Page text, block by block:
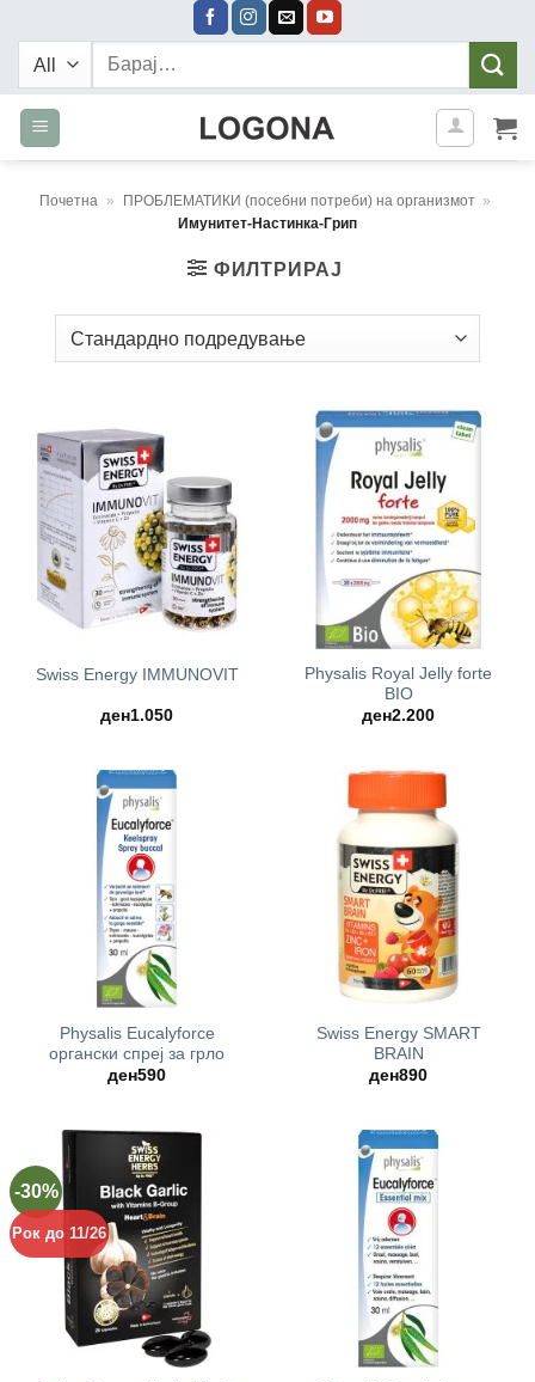
content
Барај:
Почетна » ПРОБЛЕМАТИКИ (посебни потреби) на организмот »
Имунитет-Настинка-Грип
ФИЛТРИРАЈ
Swiss Energy IMMUNOVIT
ден1.050
Physalis Royal Jelly forte
BIO
ден2.200
Physalis Eucalyforce
органски спреј за грло
ден590
Swiss Energy SMART
BRAIN
ден890
-30%
Рок до 11/26